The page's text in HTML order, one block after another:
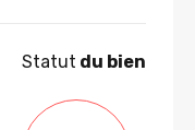
Statut du bien